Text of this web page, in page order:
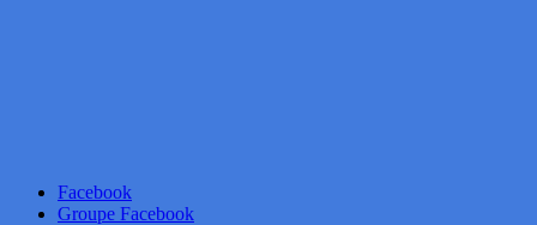
Facebook
Groupe Facebook